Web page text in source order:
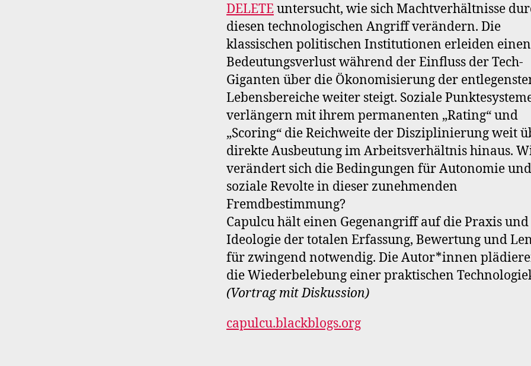
DELETEuntersucht, wie sich Machtverhältnisse
diesen technologischen Angriff verändern. Die
klassischen politischen Institutionen erleiden einen
Bedeutungsverlust während der Einfluss der Tech-
Giganten über die Ökonomisierung der
Lebensbereiche weiter steigt. Soziale
verlängern mit ihrem permanenten „Rating“ und
„Scoring“ die Reichweite der Disziplinierung weit
direkte Ausbeutung im Arbeitsverhältnis hinaus.
verändert sich die Bedingungen für Autonomie und
soziale Revolte in dieser zunehmenden
Fremdbestimmung?
Capulcu hält einen Gegenangriff auf die Praxis
Ideologie der totalen Erfassung, Bewertung und
für zwingend notwendig. Die Autor*innen
die Wiederbelebung einer praktischen
(Vortrag mit Diskussion)
capulcu.blackblogs.org